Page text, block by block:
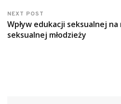
NEXT POST
Wpływ edukacji seksualnej
seksualnej młodzieży